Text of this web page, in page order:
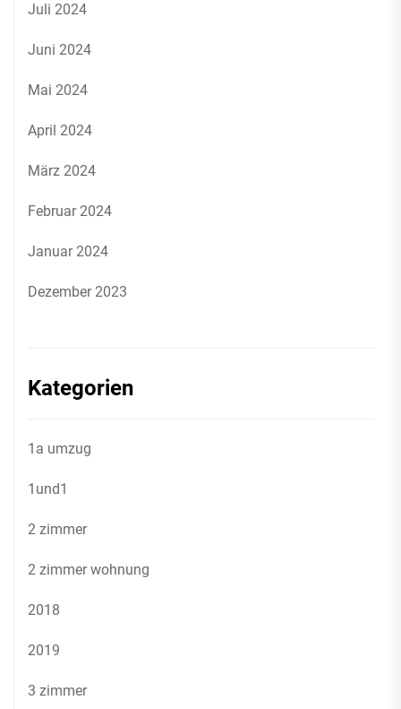
Juli 2024
Juni 2024
Mai 2024
April 2024
März 2024
Februar 2024
Januar 2024
Dezember 2023
Kategorien
1a umzug
1und1
2 zimmer
2 zimmer wohnung
2018
2019
3 zimmer